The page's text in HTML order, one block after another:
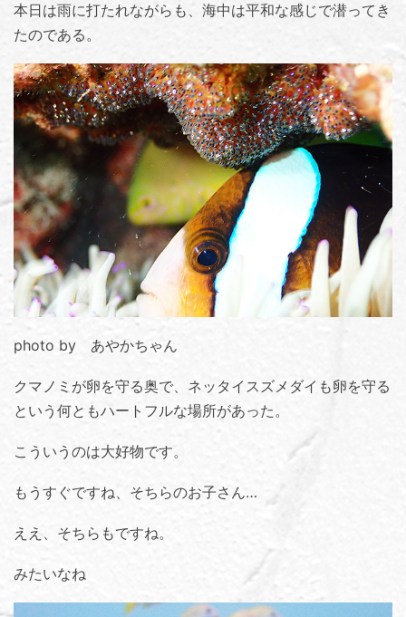
本日は雨に打たれながらも、海中は平和な感じで潜ってき
たのである。
photo by あやかちゃん
クマノミが卵を守る奥で、ネッタイスズメダイも卵を守る
という何ともハートフルな場所があった。
こういうのは大好物です。
もうすぐですね、そちらのお子さん…
ええ、そちらもですね。
みたいなね